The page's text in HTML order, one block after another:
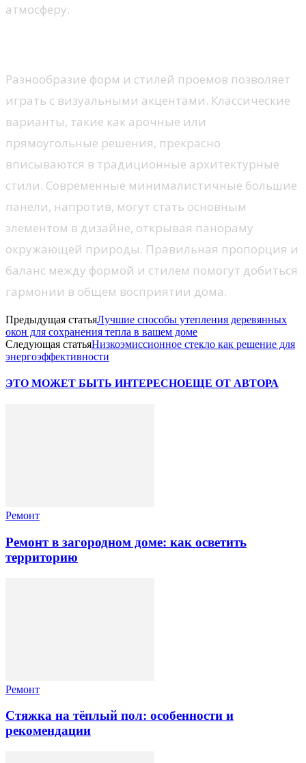
атмосферу.
Разнообразие форм и стилей проемов позволяет
играть с визуальными акцентами. Классические
варианты, такие как арочные или
прямоугольные решения, прекрасно
вписываются в традиционные архитектурные
стили. Современные минималистичные большие
панели, напротив, могут стать основным
элементом в дизайне, открывая панораму
окружающей природы. Правильная пропорция и
баланс между формой и стилем помогут добиться
гармонии в общем восприятии дома.
Предыдущая статьяЛучшие способы утепления деревянных
окон для сохранения тепла в вашем доме
Следующая статьяНизкоэмиссионное стекло как решение для
энергоэффективности
ЭТО МОЖЕТ БЫТЬ ИНТЕРЕСНОЕЩЕ ОТ АВТОРА
Ремонт
Ремонт в загородном доме: как осветить
территорию
Ремонт
Стяжка на тёплый пол: особенности и
рекомендации